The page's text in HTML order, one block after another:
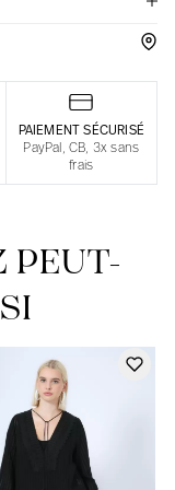
PAIEMENT SÉCURISÉ
PayPal, CB, 3x sans
frais
PEUT-